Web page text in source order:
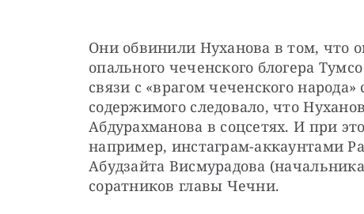
Они обвинили Нуханова в том, что
опального чеченского блогера
связи с «врагом чеченского
содержимого следовало, что
Абдурахманова в соцсетях. И при
например, инстаграм-аккаунтами
Абудзайта Висмурадова
соратников главы Чечни.